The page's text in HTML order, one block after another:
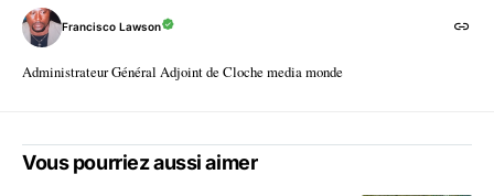
Francisco Lawson
Administrateur Général Adjoint de Cloche media monde
Vous pourriez aussi aimer